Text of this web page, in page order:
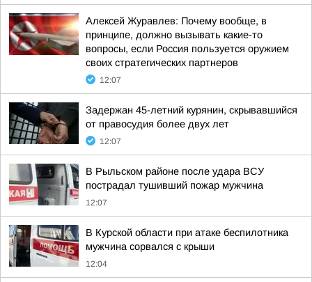
Алексей Журавлев: Почему вообще, в
принципе, должно вызывать какие-то
вопросы, если Россия пользуется оружием
своих стратегических партнеров
12:07
Задержан 45-летний курянин, скрывавшийся
от правосудия более двух лет
12:07
В Рыльском районе после удара ВСУ
пострадал тушивший пожар мужчина
12:07
В Курской области при атаке беспилотника
мужчина сорвался с крыши
12:04